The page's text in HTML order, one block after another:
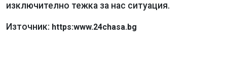
изключително тежка за нас ситуация.
Източник: https:www.24chasa.bg